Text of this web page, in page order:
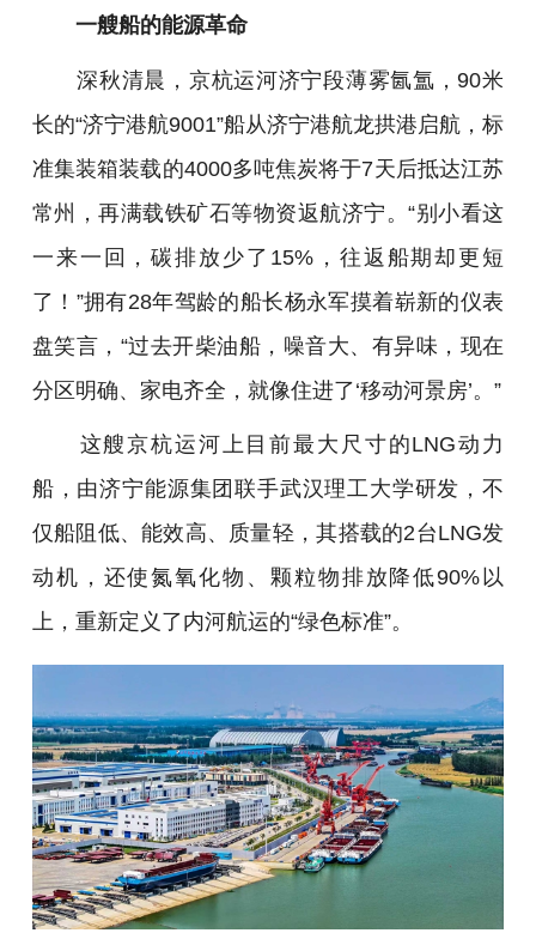
一艘船的能源革命
深秋清晨，京杭运河济宁段薄雾氤氲，90米
长的“济宁港航9001”船从济宁港航龙拱港启航，标
准集装箱装载的4000多吨焦炭将于7天后抵达江苏
常州，再满载铁矿石等物资返航济宁。“别小看这
一来一回，碳排放少了15%，往返船期却更短
了！”拥有28年驾龄的船长杨永军摸着崭新的仪表
盘笑言，“过去开柴油船，噪音大、有异味，现在
分区明确、家电齐全，就像住进了‘移动河景房’。”
这艘京杭运河上目前最大尺寸的LNG动力
船，由济宁能源集团联手武汉理工大学研发，不
仅船阻低、能效高、质量轻，其搭载的2台LNG发
动机，还使氮氧化物、颗粒物排放降低90%以
上，重新定义了内河航运的“绿色标准”。